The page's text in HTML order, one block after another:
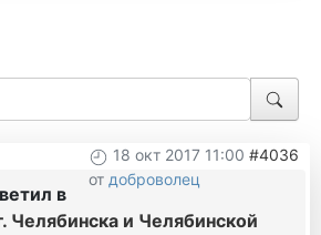
18 окт 2017 11:00 #4036
от доброволец
в
Челябинска и Челябинской